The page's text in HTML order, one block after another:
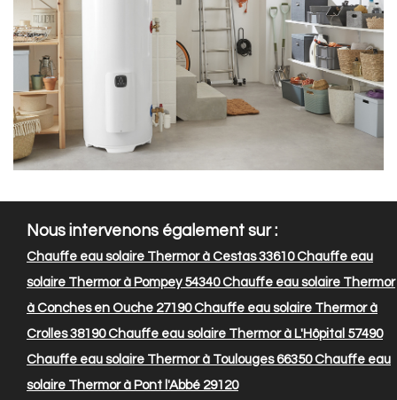
Nous intervenons également sur :
Chauffe eau solaire Thermor à Cestas 33610Chauffe eau
solaire Thermor à Pompey 54340Chauffe eau solaire Thermor
à Conches en Ouche 27190Chauffe eau solaire Thermor à
Crolles 38190Chauffe eau solaire Thermor à L'Hôpital 57490
Chauffe eau solaire Thermor à Toulouges 66350Chauffe eau
solaire Thermor à Pont l'Abbé 29120